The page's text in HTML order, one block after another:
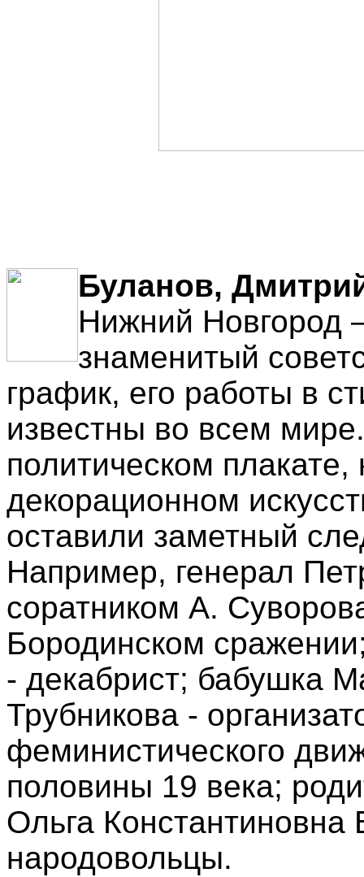
Буланов,
Нижний Новгород
знаменитый
график, его работы в
известны во всем
политическом
декорационном
оставили заметный
Например, генерал
соратником А.
Бородинском
- декабрист; бабушка
Трубникова -
феминистического
половины 19 века;
Ольга
народовольцы.